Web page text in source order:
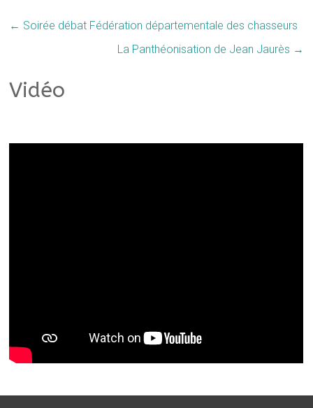
← Soirée débat Fédération départementale des chasseurs
La Panthéonisation de Jean Jaurès →
Vidéo